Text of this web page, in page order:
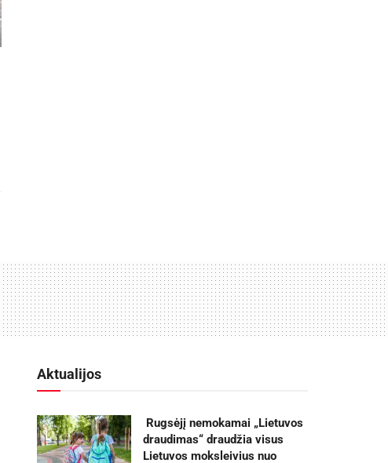
Aktualijos
Rugsėjį nemokamai „Lietuvos
draudimas“ draudžia visus
Lietuvos moksleivius nuo